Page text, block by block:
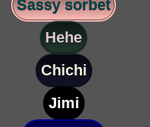
Sassy sorbet
Hehe
Chichi
Jimi